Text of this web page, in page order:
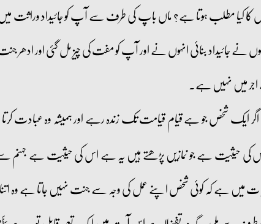
کا کیا مطلب ہوتا ہے؟ ماں باپ کی طرف سے آپ کو جائیداد وراثت
نے جائیداد بنائی انہوں نے اور آپ کو مفت کی چیز مل گئی اور
میں نہیں ہے۔
اگر ایک شخص جو ہے قیام قیامت تک زندہ رہے اور ہمیشہ وہ عبادت
اس کی حیثیت ہے جو نمازیں پڑھتے ہیں یہ ہے اس کی حیثیت ہے
میں ہے کہ کوئی شخص اپنے عمل کی وجہ سے جنت نہیں جاتا ہے وہ